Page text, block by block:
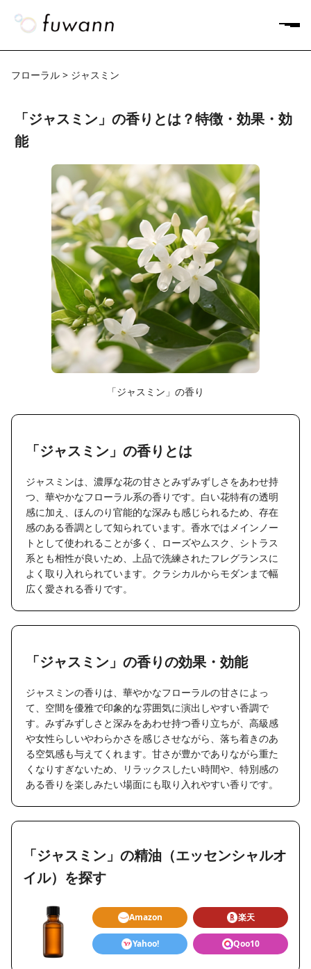
フローラル > ジャスミン
「ジャスミン」の香りとは？特徴・効果・効
能
「ジャスミン」の香り
「ジャスミン」の香りとは
ジャスミンは、濃厚な花の甘さとみずみずしさをあわせ持
つ、華やかなフローラル系の香りです。白い花特有の透明
感に加え、ほんのり官能的な深みも感じられるため、存在
感のある香調として知られています。香水ではメインノー
トとして使われることが多く、ローズやムスク、シトラス
系とも相性が良いため、上品で洗練されたフレグランスに
よく取り入れられています。クラシカルからモダンまで幅
広く愛される香りです。
「ジャスミン」の香りの効果・効能
ジャスミンの香りは、華やかなフローラルの甘さによっ
て、空間を優雅で印象的な雰囲気に演出しやすい香調で
す。みずみずしさと深みをあわせ持つ香り立ちが、高級感
や女性らしいやわらかさを感じさせながら、落ち着きのあ
る空気感も与えてくれます。甘さが豊かでありながら重た
くなりすぎないため、リラックスしたい時間や、特別感の
ある香りを楽しみたい場面にも取り入れやすい香りです。
「ジャスミン」の精油（エッセンシャルオ
イル）を探す
Amazon 楽天
Yahoo! Qoo10